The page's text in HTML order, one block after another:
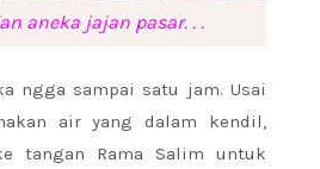
aneka jajan pasar. . .
ngga sampai satu jam. Usai
air yang dalam kendil,
tangan Rama Salim untuk